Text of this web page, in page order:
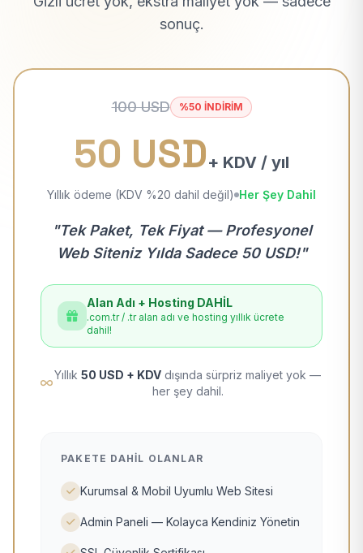
sonuç.
100 USD %50 İNDİRİM
50 USD+ KDV / yıl
Yıllık ödeme (KDV %20 dahil değil) Her Şey Dahil
"Tek Paket, Tek Fiyat — Profesyonel
Web Siteniz Yılda Sadece 50 USD!"
Alan Adı + Hosting DAHİL
.com.tr / .tr alan adı ve hosting yıllık ücrete
dahil!
Yıllık 50 USD + KDV dışında sürpriz maliyet yok —
her şey dahil.
PAKETE DAHIL OLANLAR
Kurumsal & Mobil Uyumlu Web Sitesi
Admin Paneli — Kolayca Kendiniz Yönetin